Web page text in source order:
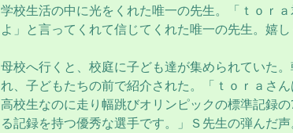
学校生活の中に光をくれた唯一の先生。「ｔｏｒ
よ」と言ってくれて信じてくれた唯一の先生。嬉し
母校へ行くと、校庭に子ども達が集められていた
れ、子どもたちの前で紹介された。「ｔｏｒａさん
高校生なのに走り幅跳びオリンピックの標準記録の
る記録を持つ優秀な選手です。」Ｓ先生の弾んだ